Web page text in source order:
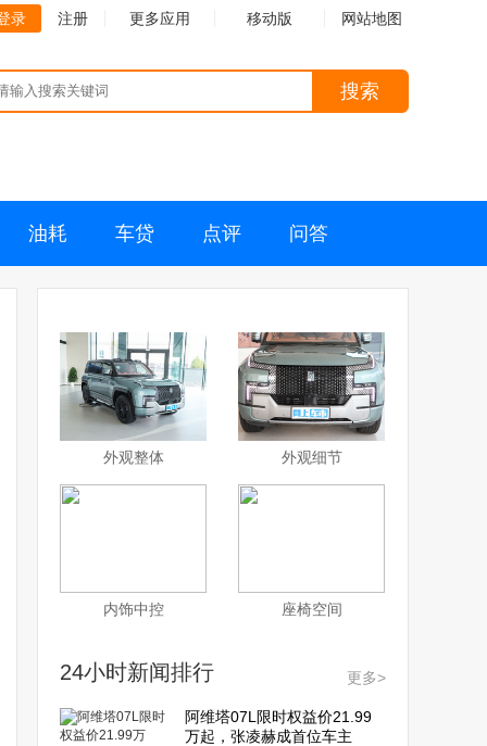
录 注册 更多应用 移动版 网站地图
搜索
油耗 车贷 点评 问答
外观整体 外观细节
内饰中控 座椅空间
24小时新闻排行 更多>
阿维塔07L限时权益价21.99
万起，张凌赫成首位车主